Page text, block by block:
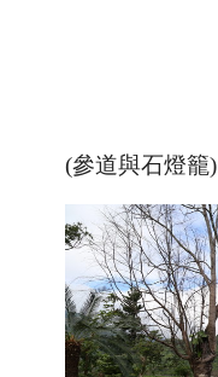
(參道與石燈籠)